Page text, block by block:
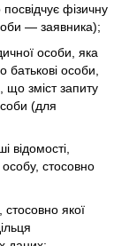
фізичну
— заявника);
особи, яка
особи,
що зміст запиту
(для
відомості,
стосовно
якої